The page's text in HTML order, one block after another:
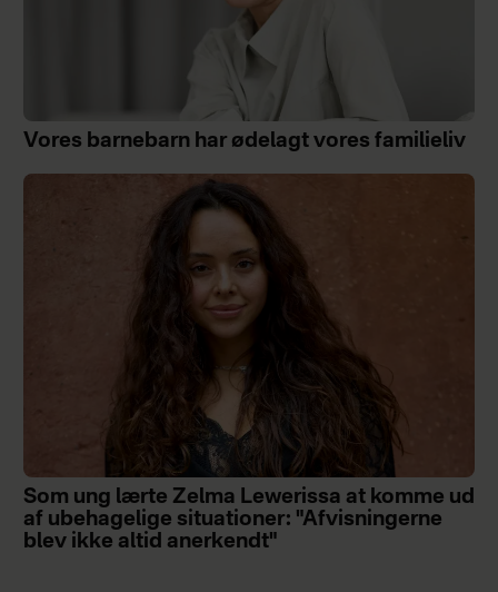
Vores barnebarn har ødelagt vores familieliv
Som ung lærte Zelma Lewerissa at komme ud
af ubehagelige situationer: "Afvisningerne
blev ikke altid anerkendt"